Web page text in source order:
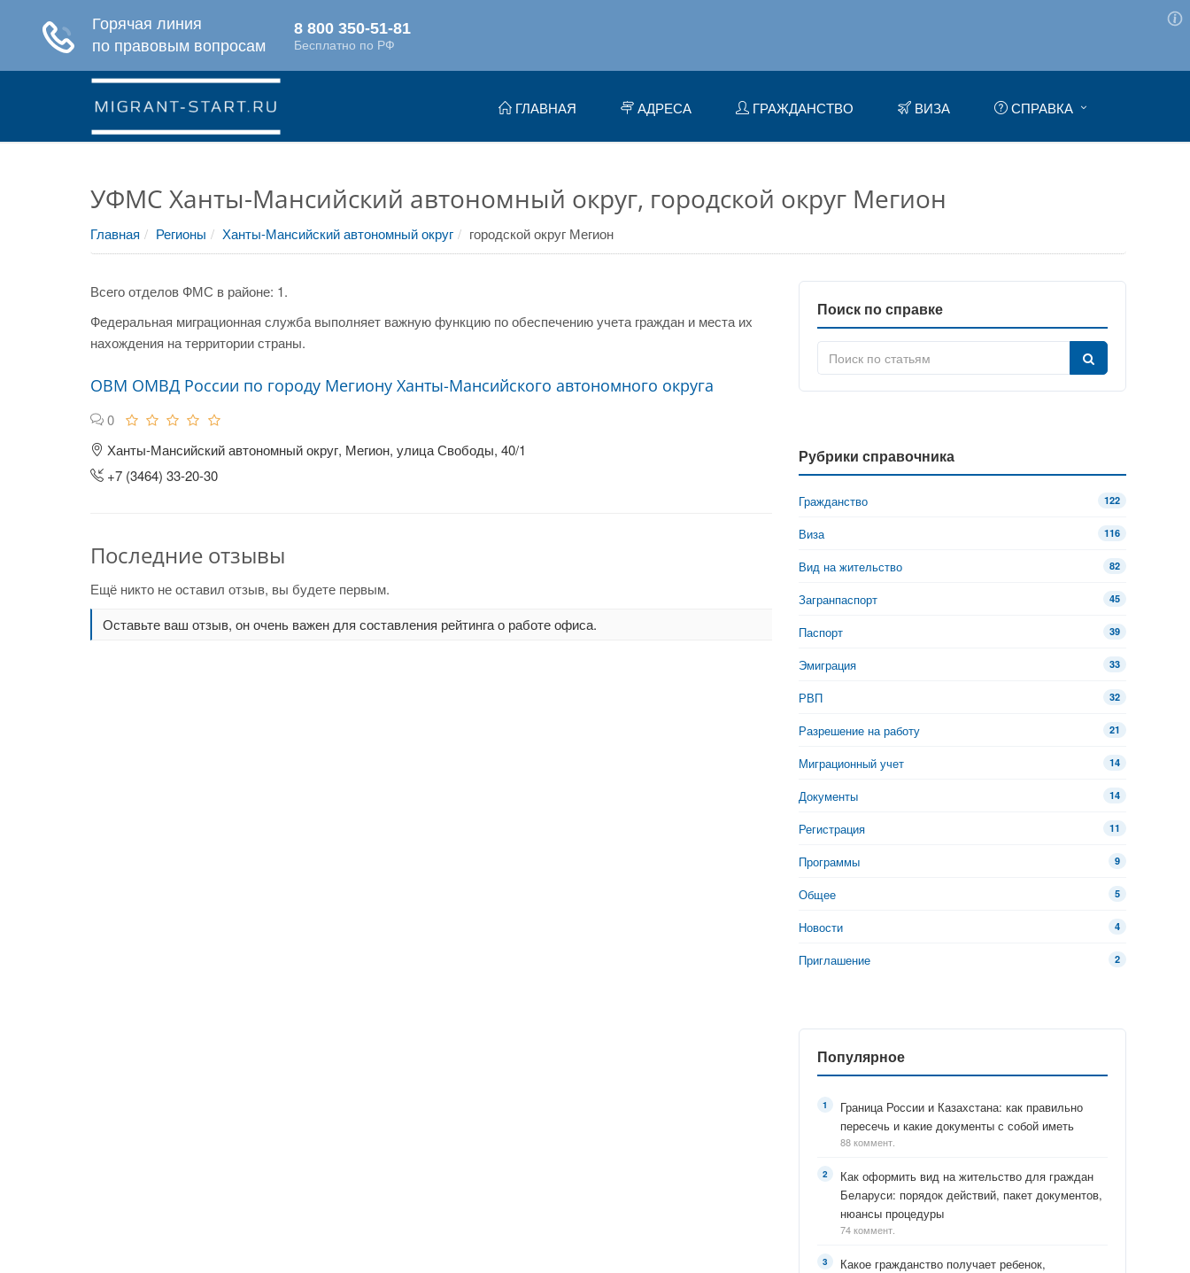
ГЛАВНАЯ АДРЕСА ГРАЖДАНСТВО ВИЗА СПРАВКА
УФМС Ханты-Мансийский автономный округ, городской округ Мегион
Главная Регионы Ханты-Мансийский автономный округ городской округ Мегион
Всего отделов ФМС в районе: 1.
Федеральная миграционная служба выполняет важную функцию по обеспечению учета граждан и места их
нахождения на территории страны.
ОВМ ОМВД России по городу Мегиону Ханты-Мансийского автономного округа
0
Ханты-Мансийский автономный округ, Мегион, улица Свободы, 40/1
+7 (3464) 33-20-30
Последние отзывы
Ещё никто не оставил отзыв, вы будете первым.
Оставьте ваш отзыв, он очень важен для составления рейтинга о работе офиса.
Поиск по справке
Рубрики справочника
Гражданство 122
Виза 116
Вид на жительство 82
Загранпаспорт 45
Паспорт 39
Эмиграция 33
РВП 32
Разрешение на работу 21
Миграционный учет 14
Документы 14
Регистрация 11
Программы 9
Общее 5
Новости 4
Приглашение 2
Популярное
Граница России и Казахстана: как правильно
пересечь и какие документы с собой иметь
88 коммент.
Как оформить вид на жительство для граждан
Беларуси: порядок действий, пакет документов,
нюансы процедуры
74 коммент.
Какое гражданство получает ребенок,